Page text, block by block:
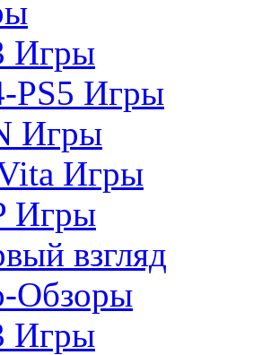
Игры
PS5 Игры
Игры
Игры
Игры
взгляд
Обзоры
Игры